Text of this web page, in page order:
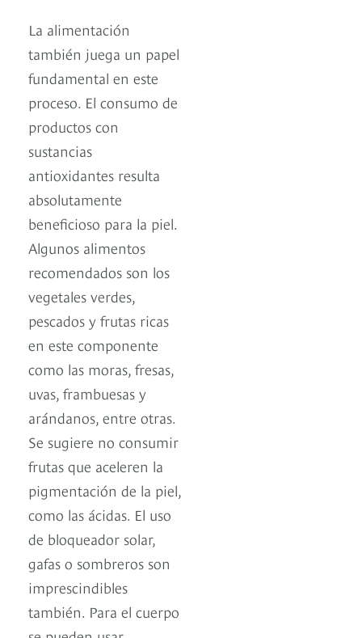
La alimentación
también juega un papel
fundamental en este
proceso. El consumo de
productos con
sustancias
antioxidantes resulta
absolutamente
beneficioso para la piel.
Algunos alimentos
recomendados son los
vegetales verdes,
pescados y frutas ricas
en este componente
como las moras, fresas,
uvas, frambuesas y
arándanos, entre otras.
Se sugiere no consumir
frutas que aceleren la
pigmentación de la piel,
como las ácidas. El uso
de bloqueador solar,
gafas o sombreros son
imprescindibles
también. Para el cuerpo